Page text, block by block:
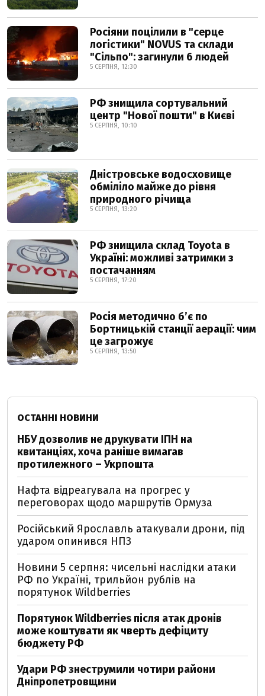
Росіяни поцілили в "серце
логістики" NOVUS та склади
"Сільпо": загинули 6 людей
5 СЕРПНЯ, 12:30
РФ знищила сортувальний
центр "Нової пошти" в Києві
5 СЕРПНЯ, 10:10
Дністровське водосховище
обміліло майже до рівня
природного річища
5 СЕРПНЯ, 13:20
РФ знищила склад Toyota в
Україні: можливі затримки з
постачанням
5 СЕРПНЯ, 17:20
Росія методично б’є по
Бортницькій станції аерації: чим
це загрожує
5 СЕРПНЯ, 13:50
ОСТАННІ НОВИНИ
НБУ дозволив не друкувати ІПН на
квитанціях, хоча раніше вимагав
протилежного – Укрпошта
Нафта відреагувала на прогрес у
переговорах щодо маршрутів Ормуза
Російський Ярославль атакували дрони, під
ударом опинився НПЗ
Новини 5 серпня: чисельні наслідки атаки
РФ по Україні, трильйон рублів на
порятунок Wildberries
Порятунок Wildberries після атак дронів
може коштувати як чверть дефіциту
бюджету РФ
Удари РФ знеструмили чотири райони
Дніпропетровщини